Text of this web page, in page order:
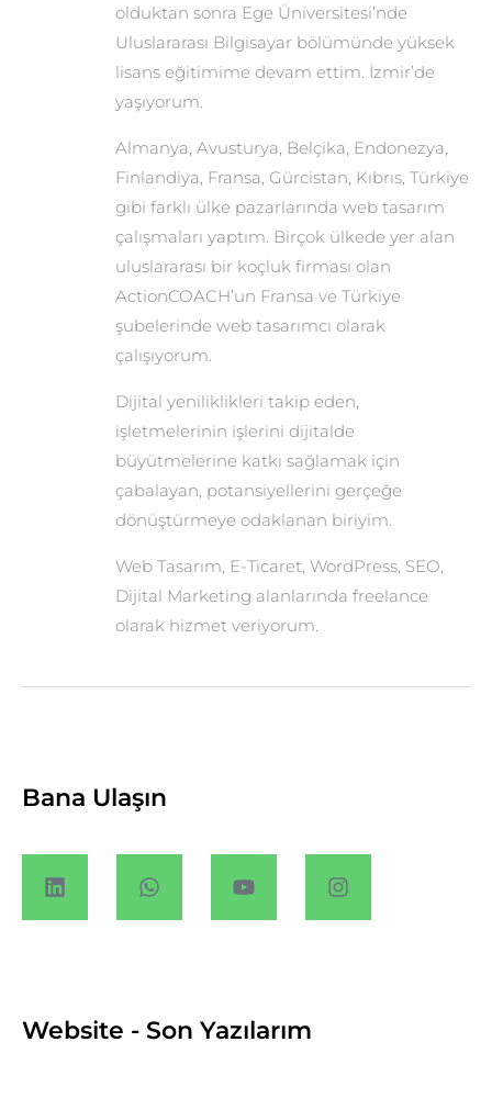
olduktan sonra Ege Üniversitesi’nde
Uluslararası Bilgisayar bölümünde yüksek
lisans eğitimime devam ettim. İzmir’de
yaşıyorum.
Almanya, Avusturya, Belçika, Endonezya,
Finlandiya, Fransa, Gürcistan, Kıbrıs, Türkiye
gibi farklı ülke pazarlarında web tasarım
çalışmaları yaptım. Birçok ülkede yer alan
uluslararası bir koçluk firması olan
ActionCOACH’un Fransa ve Türkiye
şubelerinde web tasarımcı olarak
çalışıyorum.
Dijital yeniliklikleri takip eden,
işletmelerinin işlerini dijitalde
büyütmelerine katkı sağlamak için
çabalayan, potansiyellerini gerçeğe
dönüştürmeye odaklanan biriyim.
Web Tasarım, E-Ticaret, WordPress, SEO,
Dijital Marketing alanlarında freelance
olarak hizmet veriyorum.
Bana Ulaşın
Website - Son Yazılarım